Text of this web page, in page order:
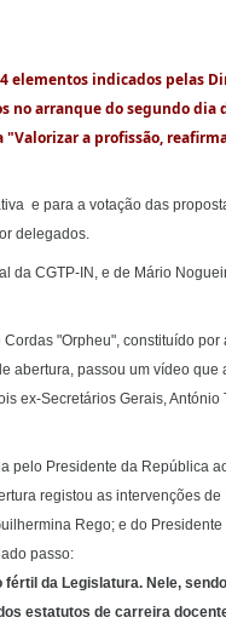
elementos indicados pelas
no arranque do segundo dia
"Valorizar a profissão,
e para a votação das
delegados.
da CGTP-IN, e de Mário
"Orpheu", constituído por
abertura, passou um vídeo que
ex-Secretários Gerais, António
pelo Presidente da República
registou as intervenções de
Rego; e do Presidente
passo:
da Legislatura. Nele,
estatutos de carreira